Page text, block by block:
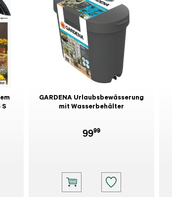
GARDENA Urlaubsbewässerung
mit Wasserbehälter
9999